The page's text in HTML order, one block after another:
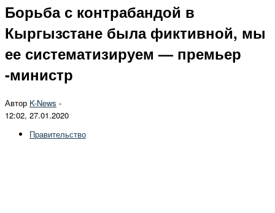
Борьба с контрабандой в
Кыргызстане была фиктивной, мы
ее систематизируем — премьер
-министр
Автор K-News -
12:02, 27.01.2020
Правительство